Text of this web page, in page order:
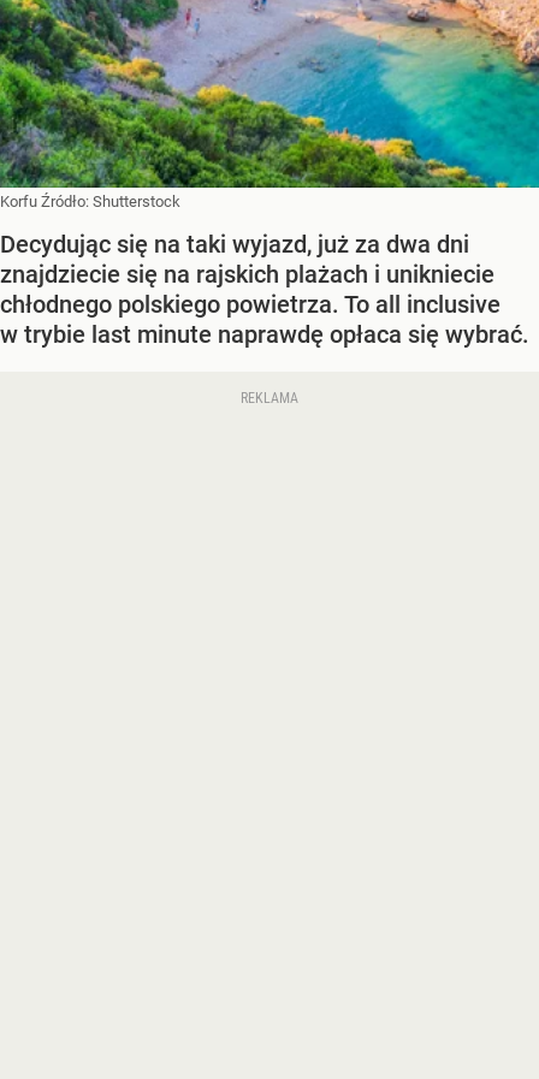
Korfu Źródło: Shutterstock
Decydując się na taki wyjazd, już za dwa dni
znajdziecie się na rajskich plażach i unikniecie
chłodnego polskiego powietrza. To all inclusive
w trybie last minute naprawdę opłaca się wybrać.